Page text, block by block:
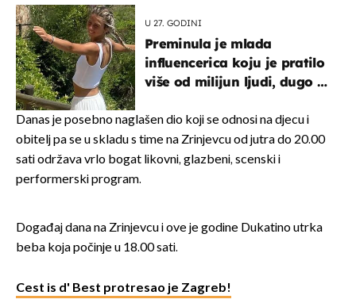
U 27. GODINI
Preminula je mlada
influencerica koju je pratilo
više od milijun ljudi, dugo se
Danas je posebno naglašen dio koji se odnosi na djecu i
obitelj pa se u skladu s time na Zrinjevcu od jutra do 20.00
sati održava vrlo bogat likovni, glazbeni, scenski i
performerski program.
Događaj dana na Zrinjevcu i ove je godine Dukatino utrka
beba koja počinje u 18.00 sati.
Cest is d' Best protresao je Zagreb!